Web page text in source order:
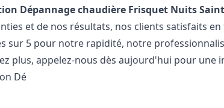
Dépannage chaudière Frisquet Nuits
et de nos résultats, nos clients satisfaits
sur 5 pour notre rapidité, notre
plus, appelez-nous dès aujourd'hui pour une
Dé